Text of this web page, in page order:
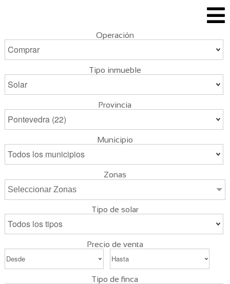
Operación
Tipo inmueble
Provincia
Municipio
Zonas
Seleccionar Zonas
Tipo de solar
Precio de venta
Tipo de finca